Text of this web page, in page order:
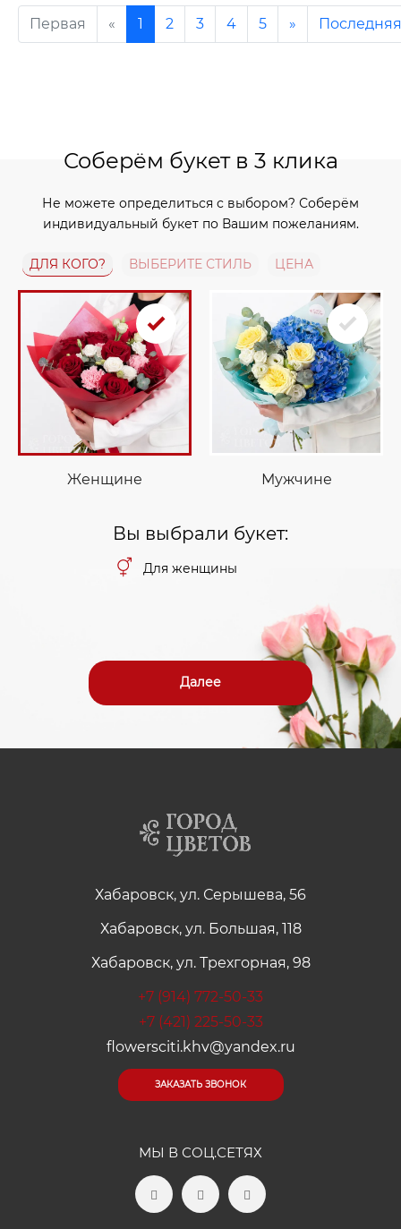
Первая « 1 2 3 4 5 » Последняя
Соберём букет в 3 клика
Не можете определиться с выбором? Соберём
индивидуальный букет по Вашим пожеланиям.
ДЛЯ КОГО? ВЫБЕРИТЕ СТИЛЬ ЦЕНА
Женщине Мужчине
Вы выбрали букет:
Для женщины
Далее
Хабаровск, ул. Серышева, 56
Хабаровск, ул. Большая, 118
Хабаровск, ул. Трехгорная, 98
+7 (914) 772-50-33
+7 (421) 225-50-33
flowersciti.khv@yandex.ru
ЗАКАЗАТЬ ЗВОНОК
МЫ В СОЦ.СЕТЯХ